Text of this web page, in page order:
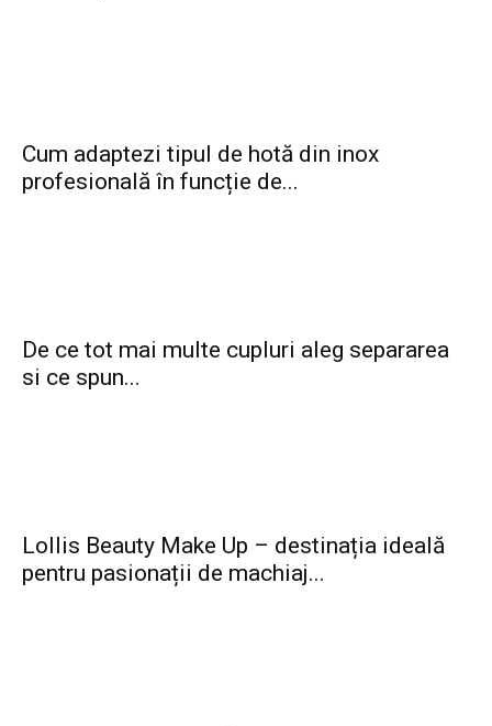
Cum adaptezi tipul de hotă din inox
profesională în funcție de...
De ce tot mai multe cupluri aleg separarea
si ce spun...
Lollis Beauty Make Up – destinația ideală
pentru pasionații de machiaj...